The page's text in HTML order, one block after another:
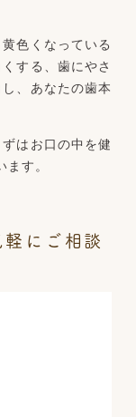
色くなっている
する、歯にやさ
、あなたの歯本
はお口の中を健
す。
にご相談